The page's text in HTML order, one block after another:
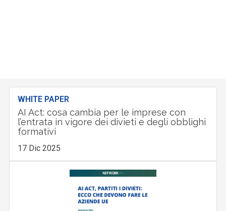
WHITE PAPER
AI Act: cosa cambia per le imprese con
l’entrata in vigore dei divieti e degli obblighi
formativi
17 Dic 2025